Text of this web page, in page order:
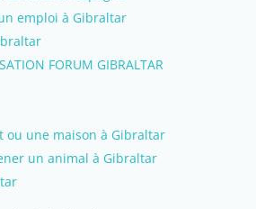
emploi à Gibraltar
FORUM GIBRALTAR
ou une maison à Gibraltar
un animal à Gibraltar